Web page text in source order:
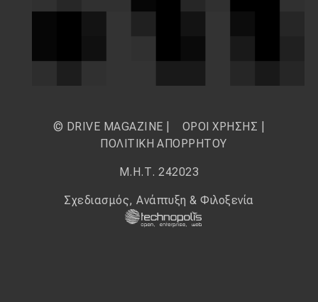
© DRIVE MAGAZINE | ΟΡΟΙ ΧΡΗΣΗΣ
ΠΟΛΙΤΙΚΗ ΑΠΟΡΡΗΤΟΥ
Μ.Η.Τ. 242023
Σχεδιασμός, Ανάπτυξη & Φιλοξενία